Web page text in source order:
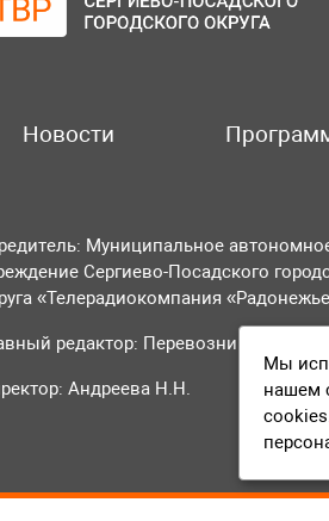
Новости
Муниципальное
Сергиево-Посадского
«Телерадиокомпания
редактор: Перевозникова О.А.
Андреева Н.Н.
Мы
нашем